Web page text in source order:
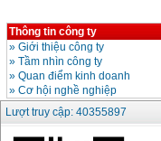
Makita LS1019L
(1510W)
Giá:14068000
Bộ máy khoan 100
chi tiết Bosch GSB
13RE (650W)
2200000
Thông tin công ty
» Giới thiệu công ty
» Tầm nhìn công ty
» Quan điểm kinh doanh
» Cơ hội nghề nghiệp
Lượt truy cập: 40355897